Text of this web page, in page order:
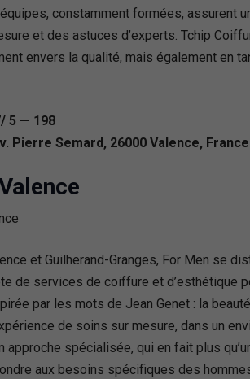
constamment formées, assurent
et des astuces d’experts. Tchip
envers la qualité, mais également en
5 — 198
Pierre Semard, 26000 Valence, France
et Guilherand-Granges, For Men se
de services de coiffure et d’esthétique
par les mots de Jean Genet : la
de soins sur mesure, dans un
approche spécialisée, qui en fait plus
aux besoins spécifiques des